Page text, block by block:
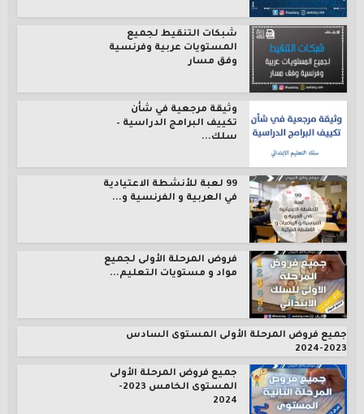
شبكات التنقيط لجميع
المستويات عربية وفرنسية
وفق مسار
وثيقة مرجعية في شأن
تكييف البرامج الدراسية –
سلك...
99 لعبة للأنشطة الاعتيادية
في العربية و الفرنسية و...
فروض المرحلة الأولى لجميع
مواد و مستويات التعليم...
جميع فروض المرحلة الأولى المستوى السادس
2023-2024
جميع فروض المرحلة الأولى
المستوى الخامس 2023-
2024